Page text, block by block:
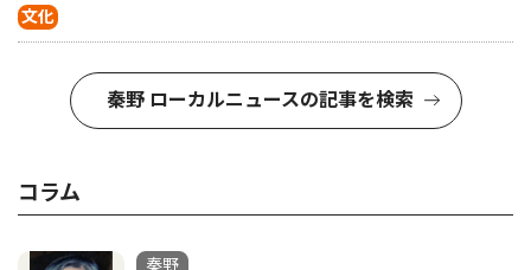
文化
秦野 ローカルニュースの記事を検索
コラム
秦野